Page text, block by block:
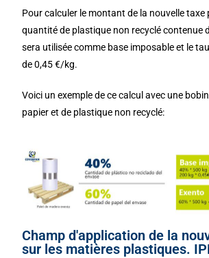
Pour calculer le montant de la nouvelle taxe
quantité de plastique non recyclé contenue
sera utilisée comme base imposable et le
de 0,45 €/kg.
Voici un exemple de ce calcul avec une
papier et de plastique non recyclé:
Champ d'application de la
sur les matières plastiques.